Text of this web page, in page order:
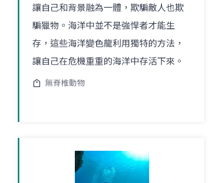
讓自己和背景融為一體，欺騙敵人也欺
騙獵物。海洋中並不是強悍者才能生
存，這些海洋變色龍利用獨特的方法，
讓自己在危機重重的海洋中存活下來。
無脊椎動物